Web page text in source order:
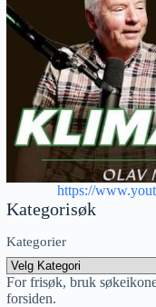
https://
Kategorisøk
Kategorier
For frisøk, bruk
forsiden.